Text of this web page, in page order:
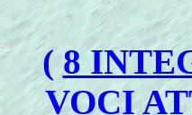
(8
VOCI